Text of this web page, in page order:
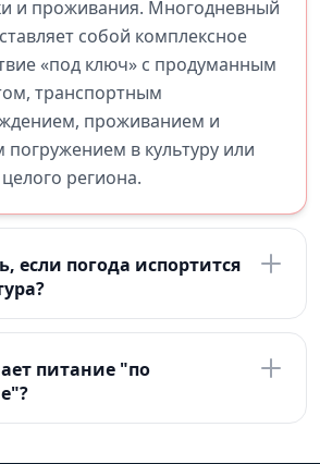
и проживания. Многодневный
собой комплексное
«под ключ» с продуманным
транспортным
проживанием и
погружением в культуру или
региона.
если погода испортится
питание "по